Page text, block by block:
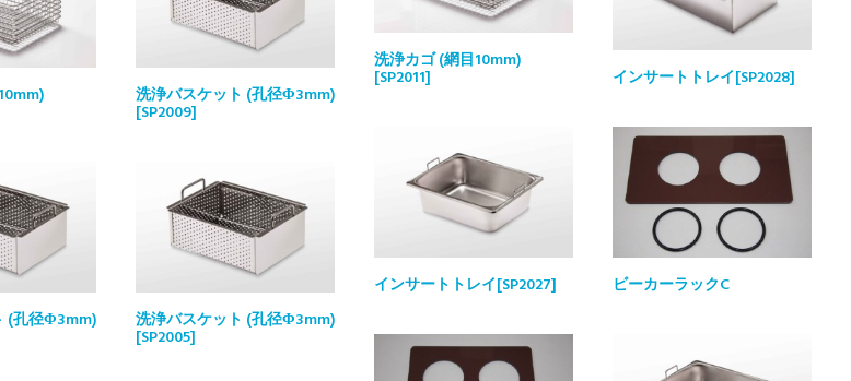
洗浄カゴ (網目10mm)
[SP2011] インサートトレイ[SP2028]
洗浄バスケット (孔径Φ3mm)
[SP2009]
インサートトレイ[SP2027] ビーカーラックC
(孔径Φ3mm) 洗浄バスケット (孔径Φ3mm)
[SP2005]